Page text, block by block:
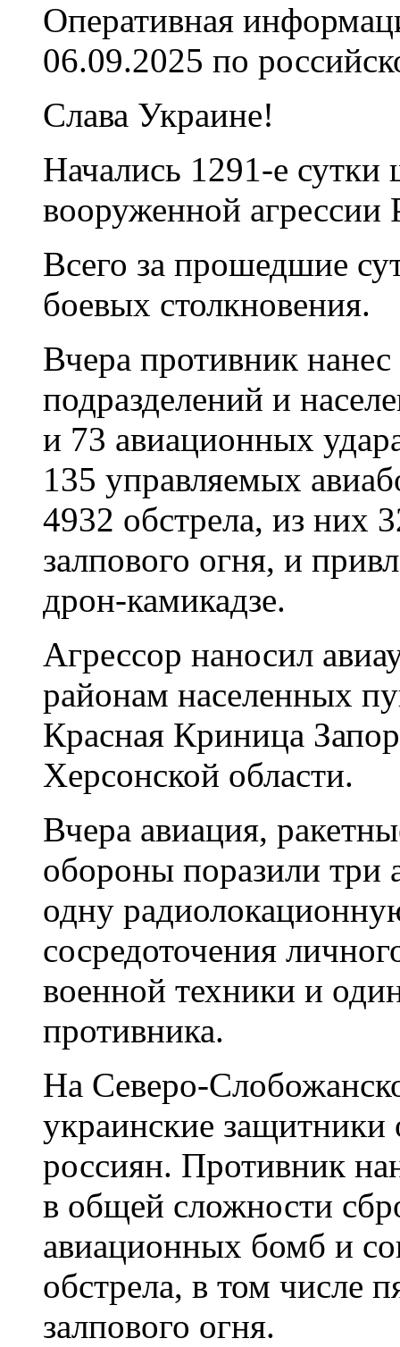
Оперативная
06.09.2025 по
Слава Украине!
Начались 1291-е
вооруженной
Всего за прошедшие
боевых столкновения.
Вчера противник
подразделений и
и 73 авиационных
135 управляемых
4932 обстрела, из них
залпового огня, и
дрон-камикадзе.
Агрессор наносил
районам населенных
Красная Криница
Херсонской области.
Вчера авиация,
обороны поразили три
одну
сосредоточения
военной техники и
противника.
На Северо-
украинские защитники
россиян. Противник
в общей сложности
авиационных бомб и
обстрела, в том числе
залпового огня.